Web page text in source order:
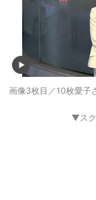
画像3枚目／10枚愛子
▼ス